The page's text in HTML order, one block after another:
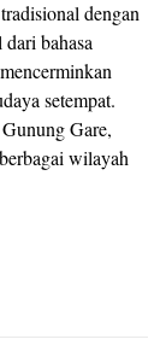
dengan
bahasa
setempat.
Gare,
wilayah